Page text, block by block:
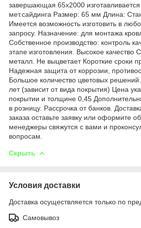
завершающая 65х2000 изготавливается
мет.сайдинга Размер: 65 мм Длина:
Имеется возможность изготовить в
запросу. Назначение: для монтажа
Собственное производство: контроль
этапе изготовления. Высокое
металл. Не выцветает Короткие сроки
Надежная защита от коррозии,
Большое количество цветовых
лет (зависит от вида покрытия) Цена
покрытии и толщине 0,45
в розницу. Рассрочка от банков.
заказа оставьте заявку или оформите
менеджеры свяжутся с вами и
вопросам.
Скрыть
Условия доставки
Доставка осуществляется только по
Самовывоз